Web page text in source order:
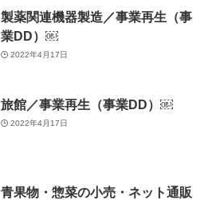
製薬関連機器製造／事業再生（事
業DD）￼
2022年4月17日
旅館／事業再生（事業DD）￼
2022年4月17日
青果物・惣菜の小売・ネット通販